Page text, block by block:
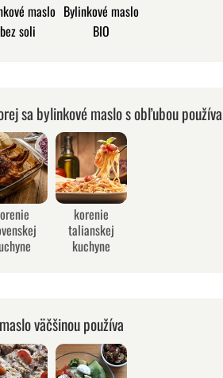
maslo
bez soli
Bylinkové maslo
BIO
sa bylinkové maslo s obľubou používa
korenie
talianskej
kuchyne
väčšinou používa